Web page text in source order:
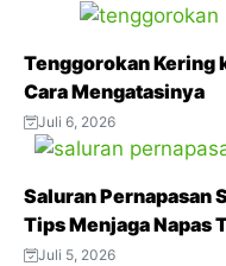
p
m
s
Tenggorokan Kering
Cara Mengatasinya
Juli 6, 2026
Saluran Pernapasan
Tips Menjaga Napas
Aktivitas Padat
Juli 5, 2026